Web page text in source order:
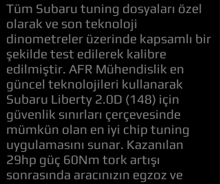
Tüm Subaru tuning dosyaları özel
olarak ve son teknoloji
dinometreler üzerinde kapsamlı bir
şekilde test edilerek kalibre
edilmiştir. AFR Mühendislik en
güncel teknolojileri kullanarak
Subaru Liberty 2.0D (148) için
güvenlik sınırları çerçevesinde
mümkün olan en iyi chip tuning
uygulamasını sunar. Kazanılan
29hp güç 60Nm tork artışı
sonrasında aracınızın egzoz ve